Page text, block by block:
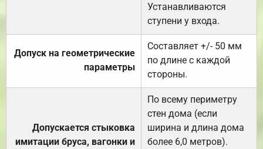
Устанавливаются
ступени у входа.
Допуск на геометрические
параметры
Составляет +/- 50 мм
по длине с каждой
стороны.
Допускается стыковка
имитации бруса, вагонки и
По всему периметру
стен дома (если
ширина и длина дома
более 6,0 метров).